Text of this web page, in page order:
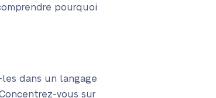
pourquoi
dans un langage
vous sur